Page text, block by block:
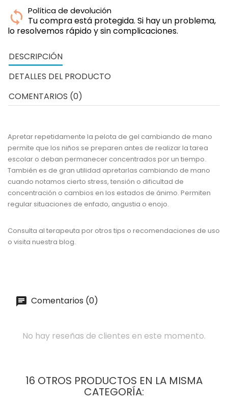
Política de devolución
Tu compra está protegida. Si hay un problema,
lo resolvemos rápido y sin complicaciones.
DESCRIPCIÓN
DETALLES DEL PRODUCTO
COMENTARIOS (0)
Apretar repetidamente la pelota de gel cambiando de mano
permite que los niños se preparen antes de realizar la tarea
escolar o deban permanecer concentrados por un tiempo.
También es de gran utilidad apretarlas cambiando de mano
cuando notamos cierto stress, tensión o dificultad de
concentración o cambios en los estados de ánimo. Permiten
regular situaciones de enfado, angustia o enojo.
Consulta al terapeuta por otros tips o recomendaciones de uso
o visita nuestra blog.
Comentarios (0)
No hay reseñas de clientes en este momento.
16 OTROS PRODUCTOS EN LA MISMA
CATEGORÍA: